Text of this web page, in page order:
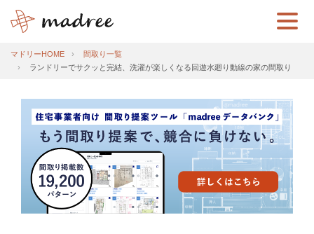
マドリーHOME
間取り一覧
ランドリーでサクッと完結、洗濯が楽しくなる回遊水廻り動線の家の間取り